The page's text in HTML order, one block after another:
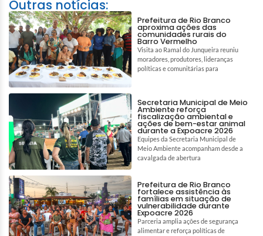
Outras notícias:
Prefeitura de Rio Branco
aproxima ações das
comunidades rurais do
Barro Vermelho
Visita ao Ramal do Junqueira reuniu
moradores, produtores, lideranças
políticas e comunitárias para
Secretaria Municipal de Meio
Ambiente reforça
fiscalização ambiental e
ações de bem-estar animal
durante a Expoacre 2026
Equipes da Secretaria Municipal de
Meio Ambiente acompanham desde a
cavalgada de abertura
Prefeitura de Rio Branco
fortalece assistência às
famílias em situação de
vulnerabilidade durante
Expoacre 2026
Parceria amplia ações de segurança
alimentar e reforça políticas de